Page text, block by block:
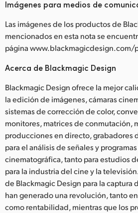
Imágenes para medios de
Las imágenes de los productos de
mencionados en esta nota se
página www.blackmagicdesign.com/
Acerca de Blackmagic Design
Blackmagic Design ofrece la mejor
la edición de imágenes, cámaras
sistemas de corrección de color,
monitores, matrices de conmutación,
producciones en directo, grabadores
para el análisis de señales y
cinematográfica, tanto para estudios
para la industria del cine y la
de Blackmagic Design para la captura
han generado una revolución, tanto
como rentabilidad, mientras que los